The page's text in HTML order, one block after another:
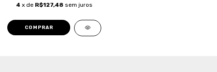
4 x de R$127,48 sem juros
COMPRAR